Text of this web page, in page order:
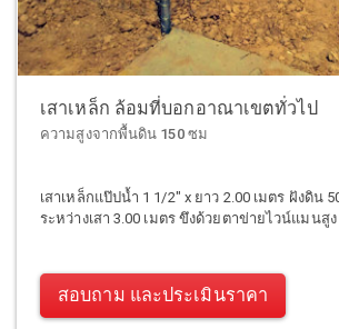
เสาเหล็ก ล้อมที่บอกอาณาเขตทั่วไป
ความสูงจากพื้นดิน 150 ซม
เสาเหล็กแป๊ปน้ำ 1 1/2" x ยาว 2.00 เมตร ฝังดิน
ระหว่างเสา 3.00 เมตร ขึงด้วยตาข่ายไวน์แมนสูง
สอบถาม และประเมินราคา